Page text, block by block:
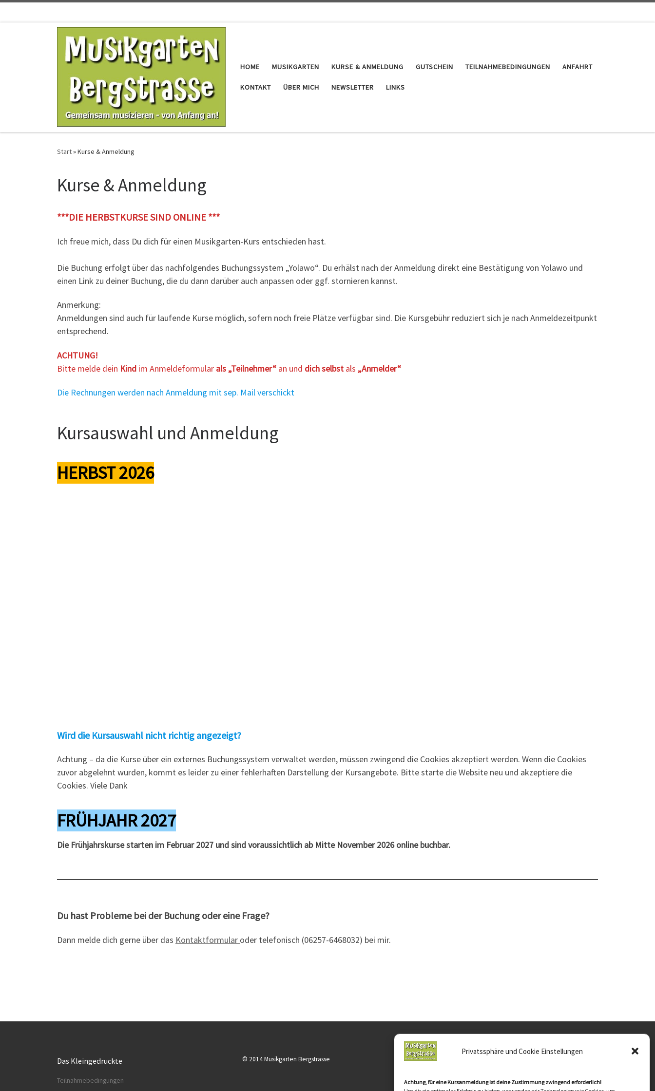
Privatssphäre und Cookie Einstellungen
Achtung, für eine Kursanmeldung ist deine Zustimmung zwingend erforderlich!
HOME MUSIKGARTEN KURSE & ANMELDUNG GUTSCHEIN TEILNAHMEBEDINGUNGEN ANFAHRT
KONTAKT ÜBER MICH NEWSLETTER LINKS
Start»Kurse & Anmeldung
Kurse & Anmeldung
***DIE HERBSTKURSE SIND ONLINE ***
Ich freue mich, dass Du dich für einen Musikgarten-Kurs entschieden hast.
Die Buchung erfolgt über das nachfolgendes Buchungssystem „Yolawo“. Du erhälst nach der Anmeldung direkt eine Bestätigung von Yolawo und
einen Link zu deiner Buchung, die du dann darüber auch anpassen oder ggf. stornieren kannst.
Anmerkung:
Anmeldungen sind auch für laufende Kurse möglich, sofern noch freie Plätze verfügbar sind. Die Kursgebühr reduziert sich je nach Anmeldezeitpunkt
entsprechend.
ACHTUNG!
Bitte melde dein Kind im Anmeldeformular als „Teilnehmer“ an und dich selbst als „Anmelder“
Die Rechnungen werden nach Anmeldung mit sep. Mail verschickt
Kursauswahl und Anmeldung
HERBST 2026
Wird die Kursauswahl nicht richtig angezeigt?
Achtung – da die Kurse über ein externes Buchungssystem verwaltet werden, müssen zwingend die Cookies akzeptiert werden. Wenn die Cookies
zuvor abgelehnt wurden, kommt es leider zu einer fehlerhaften Darstellung der Kursangebote. Bitte starte die Website neu und akzeptiere die
Cookies. Viele Dank
FRÜHJAHR 2027
Die Frühjahrskurse starten im Februar 2027 und sind voraussichtlich ab Mitte November 2026 online buchbar.
Du hast Probleme bei der Buchung oder eine Frage?
Dann melde dich gerne über das Kontaktformular oder telefonisch (06257-6468032) bei mir.
Das Kleingedruckte
Teilnahmebedingungen
© 2014 Musikgarten Bergstrasse
Sylvia Werner
64665 Alsbach-Hähnlein